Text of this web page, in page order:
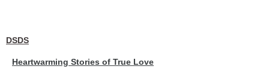
DSDS
Heartwarming Stories of True Love